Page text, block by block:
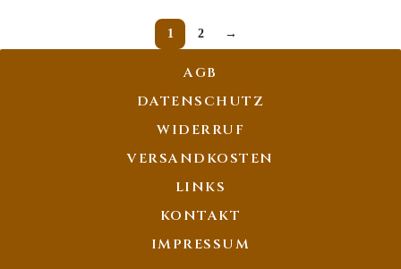
1 2 →
AGB
DATENSCHUTZ
WIDERRUF
VERSANDKOSTEN
LINKS
KONTAKT
IMPRESSUM